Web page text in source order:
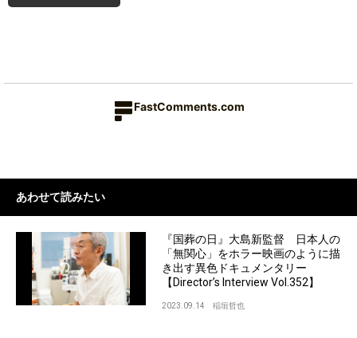
FastComments.com
あわせて読みたい
『国葬の日』大島新監督 日本人の
「無関心」をホラー映画のように描
き出す異色ドキュメンタリー
【Director’s Interview Vol.352】
2023.09.14 稲垣哲也